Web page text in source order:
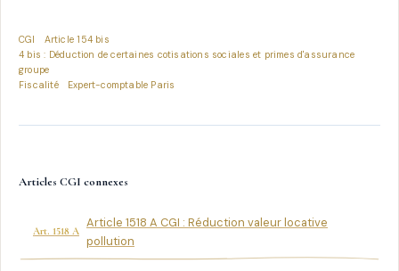
CGI
Article 154 bis
4 bis : Déduction de certaines cotisations sociales et primes d'assurance
groupe
Fiscalité
Expert-comptable Paris
Articles CGI connexes
Art. 1518 A
Article 1518 A CGI : Réduction valeur locative
pollution